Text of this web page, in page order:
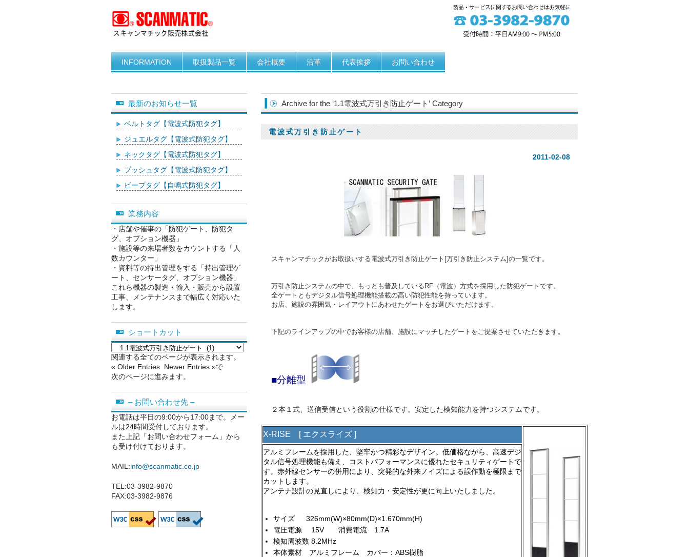
INFORMATION 取扱製品一覧 会社概要 沿革 代表挨拶 お問い合わせ
Archive for the ‘1.1電波式万引き防止ゲート’ Category
電波式万引き防止ゲート
2011-02-08
スキャンマチックがお取扱いする電波式万引き防止ゲート[万引き防止システム]の一覧です。
万引き防止システムの中で、もっとも普及しているRF（電波）方式を採用した防犯ゲートです。
全ゲートともデジタル信号処理機能搭載の高い防犯性能を持っています。
お店、施設の雰囲気・レイアウトにあわせたゲートをお選びいただけます。
下記のラインアップの中でお客様の店舗、施設にマッチしたゲートをご提案させていただきます。
■分離型
２本１式、送信受信という役割の仕様です。安定した検知能力を持つシステムです。
X-RISE [ エクスライズ ]
アルミフレームを採用した、堅牢かつ精彩なデザイン。 低価格ながら、高速デジ
タル信号処理機能も備え、コストパフォーマンスに優れたセキュリティゲートで
す。赤外線センサーの併用により、突発的な外来ノイズによる誤作動を極限まで
カットします。
アンテナ設計の見直しにより、検知力・安定性が更に向上いたしました。
サイズ 326mm(W)×80mm(D)×1.670mm(H)
電圧電源 15V 消費電流 1.7A
検知周波数 8.2MHz
本体素材 アルミフレーム カバー：ABS樹脂
最新のお知らせ一覧
ベルトタグ【電波式防犯タグ】
ジュエルタグ【電波式防犯タグ】
ネックタグ【電波式防犯タグ】
プッシュタグ【電波式防犯タグ】
ビープタグ【自鳴式防犯タグ】
業務内容
・店舗や催事の「防犯ゲート、防犯タ
グ、オプション機器」
・施設等の来場者数をカウントする「人
数カウンター」
・資料等の持出管理をする「持出管理ゲ
ート、センサータグ、オプション機器」
これら機器の製造・輸入・販売から設置
工事、メンテナンスまで幅広く対応いた
します。
ショートカット
ョ
ー
ト
ト
関連する全てのページが表示されます。
« Older Entries Newer Entries »で
次のページに進みます。
– お問い合わせ先 –
お電話は平日の9:00から17:00まで。メー
ルは24時間受付しております。
また上記「お問い合わせフォーム」から
も受け付けております。
MAIL:info@scanmatic.co.jp
TEL:03-3982-9870
FAX:03-3982-9876